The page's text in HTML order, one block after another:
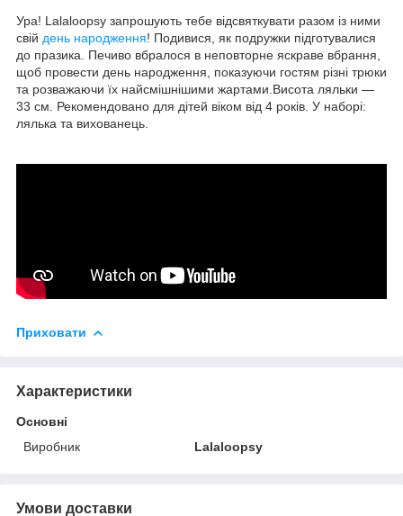
Ура! Lalaloopsy запрошують тебе відсвяткувати разом із ними
свій день народження! Подивися, як подружки підготувалися
до празика. Печиво вбралося в неповторне яскраве вбрання,
щоб провести день народження, показуючи гостям різні трюки
та розважаючи їх найсмішнішими жартами.Висота ляльки —
33 см. Рекомендовано для дітей віком від 4 років. У наборі:
лялька та вихованець.
Приховати
Характеристики
Основні
Виробник
Lalaloopsy
Умови доставки